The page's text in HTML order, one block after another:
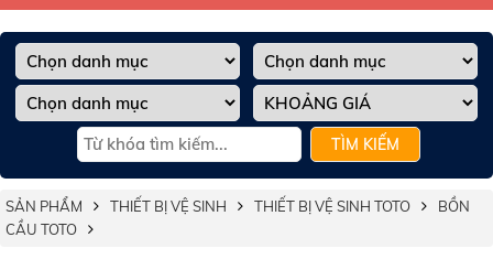
TÌM KIẾM
SẢN PHẨM THIẾT BỊ VỆ SINH THIẾT BỊ VỆ SINH TOTO
BỒN
CẦU TOTO